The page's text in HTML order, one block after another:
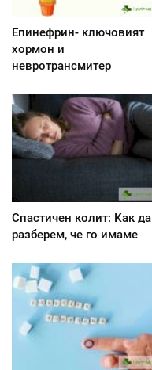
Епинефрин- ключовият
хормон и
невротрансмитер
Спастичен колит: Как да
разберем, че го имаме